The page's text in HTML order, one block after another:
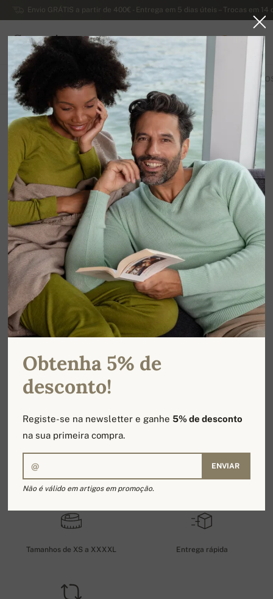
Envio GRÁTIS a partir de 400€ - Entrega em 5 dias úteis – Trocas em
Caxemira
PORTUGAL
Acessórios de alpaca
Organizar por Filtrar
TODOS OS PRODUTOS LENÇOS PASHMINAS
Infelizmente, ainda não existem produtos nesta
categoria.
TOTAL: 0 DOS PRODUTOS / 1 DAS PÁGINAS
Produtos 100% caxemira Fabricados à mão no Nepal
Tamanhos de XS a XXXXL Entrega rápida
Obtenha 5% de
desconto!
Registe-se na newsletter e ganhe5% de desconto
na sua primeira compra.
ENVIAR
Não é válido em artigos em promoção.